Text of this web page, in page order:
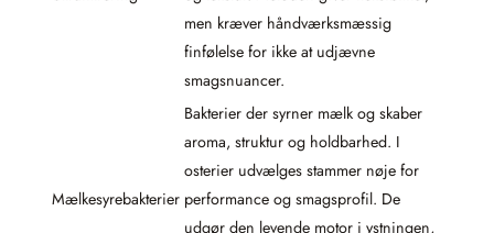
men kræver håndværksmæssig
finfølelse for ikke at udjævne
smagsnuancer.
Mælkesyrebakterier
Bakterier der syrner mælk og skaber
aroma, struktur og holdbarhed. I
osterier udvælges stammer nøje for
performance og smagsprofil. De
udgør den levende motor i ystningen,